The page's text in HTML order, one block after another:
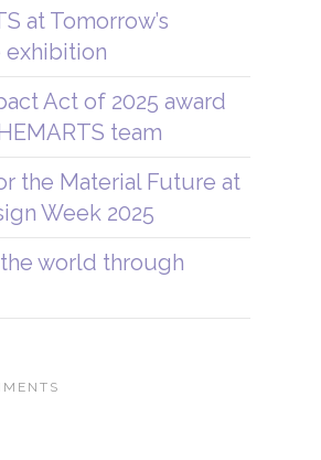
at Tomorrow’s
exhibition
Act of 2025 award
team
the Material Future at
Week 2025
world through